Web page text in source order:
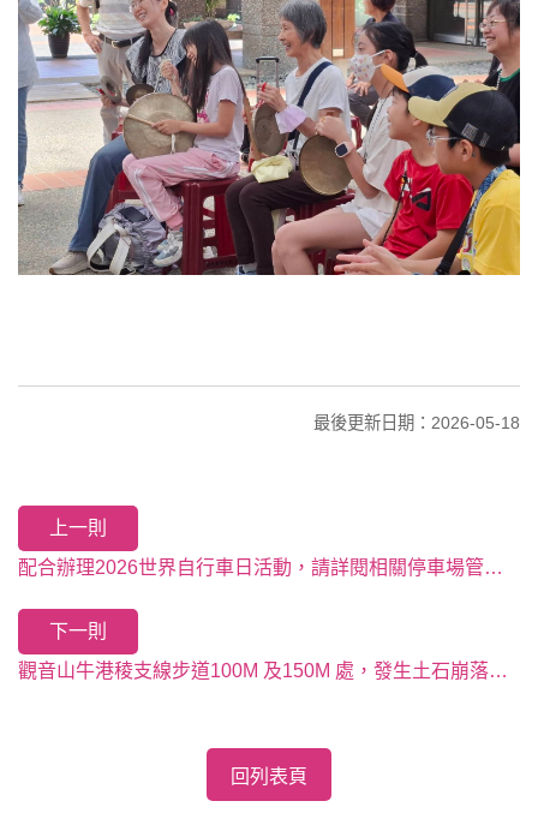
最後更新日期：2026-05-18
上一則
配合辦理2026世界自行車日活動，請詳閱相關停車場管制措施
下一則
觀音山牛港稜支線步道100M 及150M 處，發生土石崩落。請勿靠近，並避免前往。
回列表頁